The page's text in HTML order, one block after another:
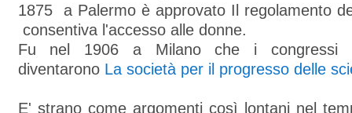
1875 a Palermo è approvato Il regolamento
consentiva l'accesso alle donne.
Fu nel 1906 a Milano che i congressi
diventarono La società per il progresso delle
E' strano come argomenti così lontani nel